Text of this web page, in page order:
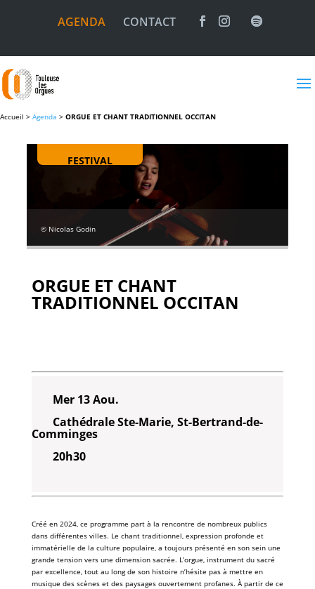
AGENDA CONTACT
Accueil > Agenda > ORGUE ET CHANT TRADITIONNEL OCCITAN
FESTIVAL
© Nicolas Godin
ORGUE ET CHANT
TRADITIONNEL OCCITAN
Mer 13 Aou.
Cathédrale Ste-Marie, St-Bertrand-de-
Comminges
20h30
Créé en 2024, ce programme part à la rencontre de nombreux publics
dans différentes villes. Le chant traditionnel, expression profonde et
immatérielle de la culture populaire, a toujours présenté en son sein une
grande tension vers une dimension sacrée. L’orgue, instrument du sacré
par excellence, tout au long de son histoire n’hésite pas à mettre en
musique des scènes et des paysages ouvertement profanes. À partir de ce